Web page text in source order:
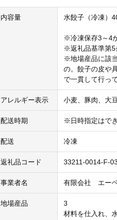
内容量 水餃子（冷凍）
※冷凍保存3～4
※返礼品基準第5
※地場産品に該
の。餃子の皮や
で一貫して行っ
アレルギー表示 小麦、豚肉、大
配送時期 ※日時指定はで
配送 冷凍
返礼品コード 33211-0014-F-
事業者名 有限会社 エー
地場産品
3
材料を仕入れ、